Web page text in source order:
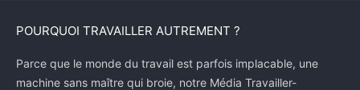
POURQUOI TRAVAILLER AUTREMENT ?
Parce que le monde du travail est parfois implacable, une
machine sans maître qui broie, notre Média Travailler-